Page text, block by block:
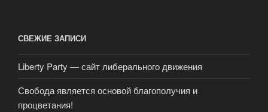
СВЕЖИЕ ЗАПИСИ
Liberty Party — сайт либерального движения
Свобода является основой благополучия и
процветания!